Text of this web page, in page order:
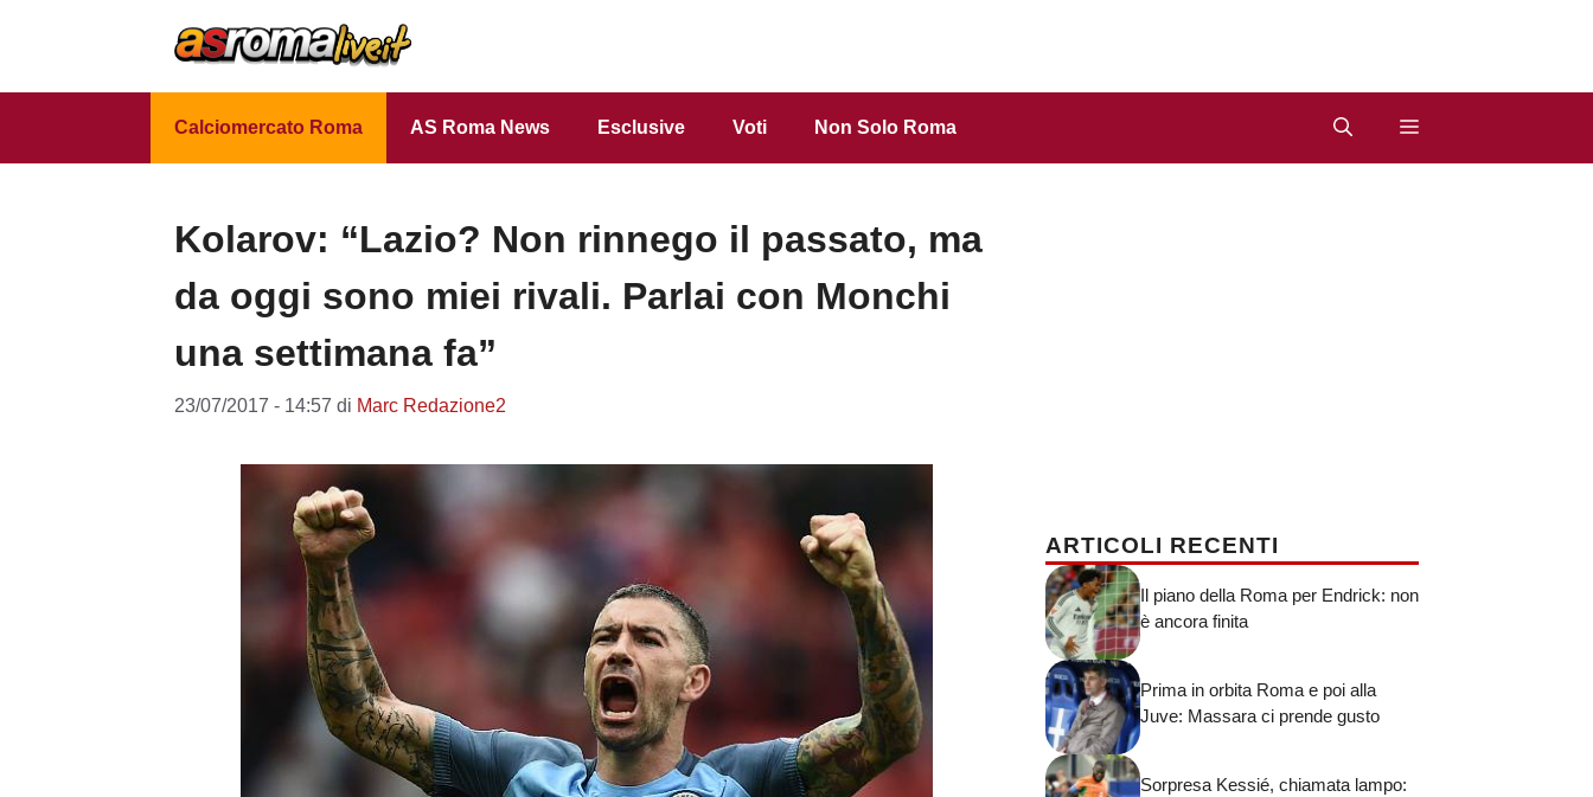
Calciomercato Roma AS Roma News Esclusive Voti Non Solo Roma
Kolarov: “Lazio? Non rinnego il passato, ma
da oggi sono miei rivali. Parlai con Monchi
una settimana fa”
23/07/2017 - 14:57 di Marc Redazione2
ARTICOLI RECENTI
Il piano della Roma per Endrick: non
è ancora finita
Prima in orbita Roma e poi alla
Juve: Massara ci prende gusto
Sorpresa Kessié, chiamata lampo: